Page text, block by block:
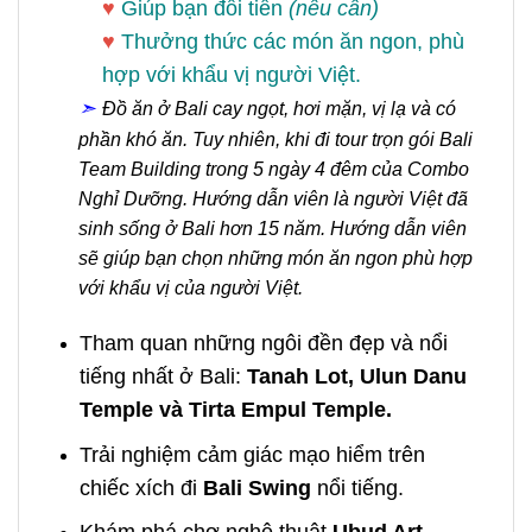
♥ Giúp bạn đổi tiền (nếu cần)
♥ Thưởng thức các món ăn ngon, phù
hợp với khẩu vị người Việt.
➣ Đồ ăn ở Bali cay ngọt, hơi mặn, vị lạ và có
phần khó ăn. Tuy nhiên, khi đi tour trọn gói Bali
Team Building trong 5 ngày 4 đêm của Combo
Nghỉ Dưỡng. Hướng dẫn viên là người Việt đã
sinh sống ở Bali hơn 15 năm. Hướng dẫn viên
sẽ giúp bạn chọn những món ăn ngon phù hợp
với khẩu vị của người Việt.
Tham quan những ngôi đền đẹp và nổi
tiếng nhất ở Bali: Tanah Lot, Ulun Danu
Temple và Tirta Empul Temple.
Trải nghiệm cảm giác mạo hiểm trên
chiếc xích đi Bali Swing nổi tiếng.